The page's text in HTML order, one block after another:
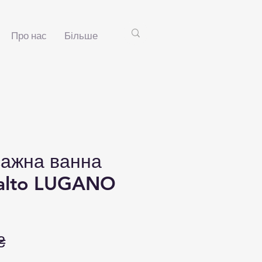
Про нас Більше
ванна
LUGANO
Ціна